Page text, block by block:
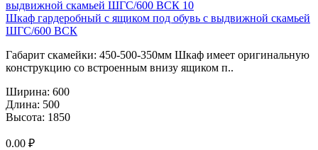
Шкаф гардеробный с ящиком под обувь с выдвижной скамьей
ШГС/600 ВСК
Габарит скамейки: 450-500-350мм Шкаф имеет оригинальную
конструкцию со встроенным внизу ящиком п..
Ширина: 600
Длина: 500
Высота: 1850
0.00 ₽